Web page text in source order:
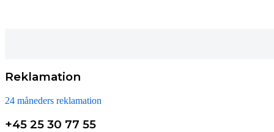
Reklamation
24 måneders reklamation
+45 25 30 77 55